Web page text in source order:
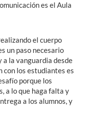
es el Aula
el cuerpo
un paso necesario
a la vanguardia desde
con los estudiantes es
porque los
a lo que haga falta y
a los alumnos, y